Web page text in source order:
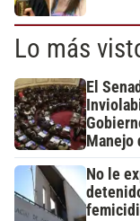
Lo más
El
Manejo
No le